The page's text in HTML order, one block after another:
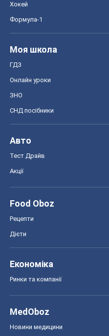
Хокей
Формула-1
Моя школа
ГДЗ
Онлайн уроки
ЗНО
СНД посібники
Авто
Тест Драйв
Акції
Food Oboz
Рецепти
Дієти
Економіка
Ринки та компанії
MedOboz
Новини медицини